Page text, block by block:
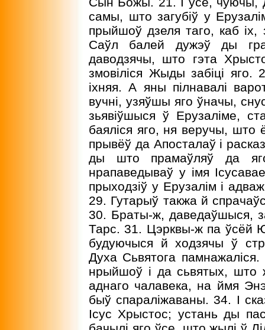
самы, што загубіў у
прыйшоў дзеля таго, каб іх,
Саўл балей дужэў ды
даводзячы, што гэта
змовіліся Жыды забіці
іхняя. А яны пілнавалі
вучні, узяўшы яго ўначы,
зьявіўшыся ў Ерузаліме,
баяліся яго, ня веручы,
прывёў да Апосталаў і
ды што прамаўляў да
нрапаведываў у імя
прыходзіў у Ерузалім і
29. Гутарыў такжа й
30. Браты-ж, даведаўшыся,
Тарс. 31. Цэрквы-ж па ўсёй
будуючыся й ходзячы ў
Духа Сьвятога
нрыйшоў і да сьвятых, што
аднаго чалавека, на ймя
быў спараліжаваны. 34. I
Ісус Хрыстос; устань ды